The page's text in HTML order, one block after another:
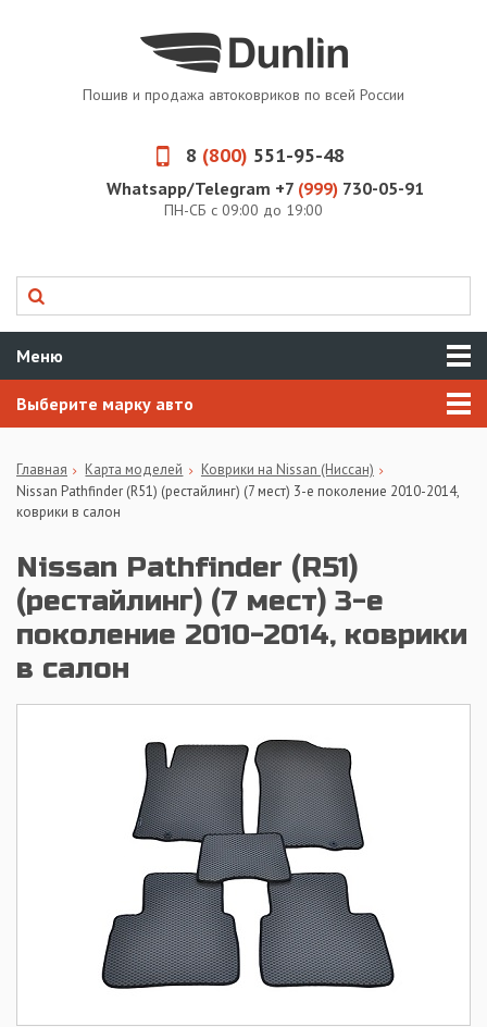
Пошив и продажа автоковриков по всей России
8 (800) 551-95-48
Whatsapp/Telegram +7 (999) 730-05-91
ПН-СБ с 09:00 до 19:00
Меню
Выберите марку авто
Главная Карта моделей
Коврики на Nissan (Ниссан)
Nissan Pathfinder (R51) (рестайлинг) (7 мест) 3-е поколение 2010-2014,
коврики в салон
Nissan Pathfinder (R51)
(рестайлинг) (7 мест) 3-е
поколение 2010-2014, коврики
в салон